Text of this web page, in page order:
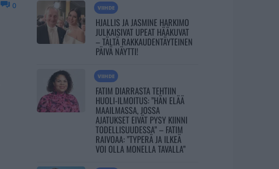
0 VIIHDE
HJALLIS JA JASMINE HARKIMO
JULKAISIVAT UPEAT HÄÄKUVAT
– TÄLTÄ RAKKAUDENTÄYTEINEN
PÄIVÄ NÄYTTI!
VIIHDE
FATIM DIARRASTA TEHTIIN
HUOLI-ILMOITUS: ”HÄN ELÄÄ
MAAILMASSA, JOSSA
AJATUKSET EIVÄT PYSY KIINNI
TODELLISUUDESSA” – FATIM
RAIVOAA: ”TYPERÄ JA ILKEÄ
VOI OLLA MONELLA TAVALLA”